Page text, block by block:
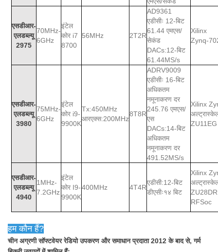
एसडीआर-
एलडब्ल्यू
2975
70MHz-
6GHz
इंटेल
कोर i7
8700
56MHz 2T2R
AD9361
एडीसीः 12-बिट
61.44 एमएस/
सेकंड
DACs:12-बिट
61.44MS/s
Xilinx
Zynq-
एसडीआर-
एलडब्ल्यू
3980
75MHz-
6GHz
इंटेल
कोर i9-
9900K
Tx:450MHz
आरएक्स:200MHz
8T8R
ADRV9009
एडीसीः 16-बिट
अधिकतम
नमूनाकरण दर
245.76 एमएस/
एस
DACs:14-बिट
अधिकतम
नमूनाकरण दर
491.52MS/s
Xilinx
ZU11EG
एसडीआर-
एलडब्ल्यू
4940
1MHz-
7.2GHz
इंटेल
कोर I9-
9900K
400MHz 4T4R
एडीसी:12-बिट
डीएसीः१४ बिट
Xilinx
ZU28DR
RFSoc
हम कौन हैं?
चीन अग्रणी सॉफ्टवेयर रेडियो उपकरण और समाधान प्रदाता 2012 के बाद से, गर्म